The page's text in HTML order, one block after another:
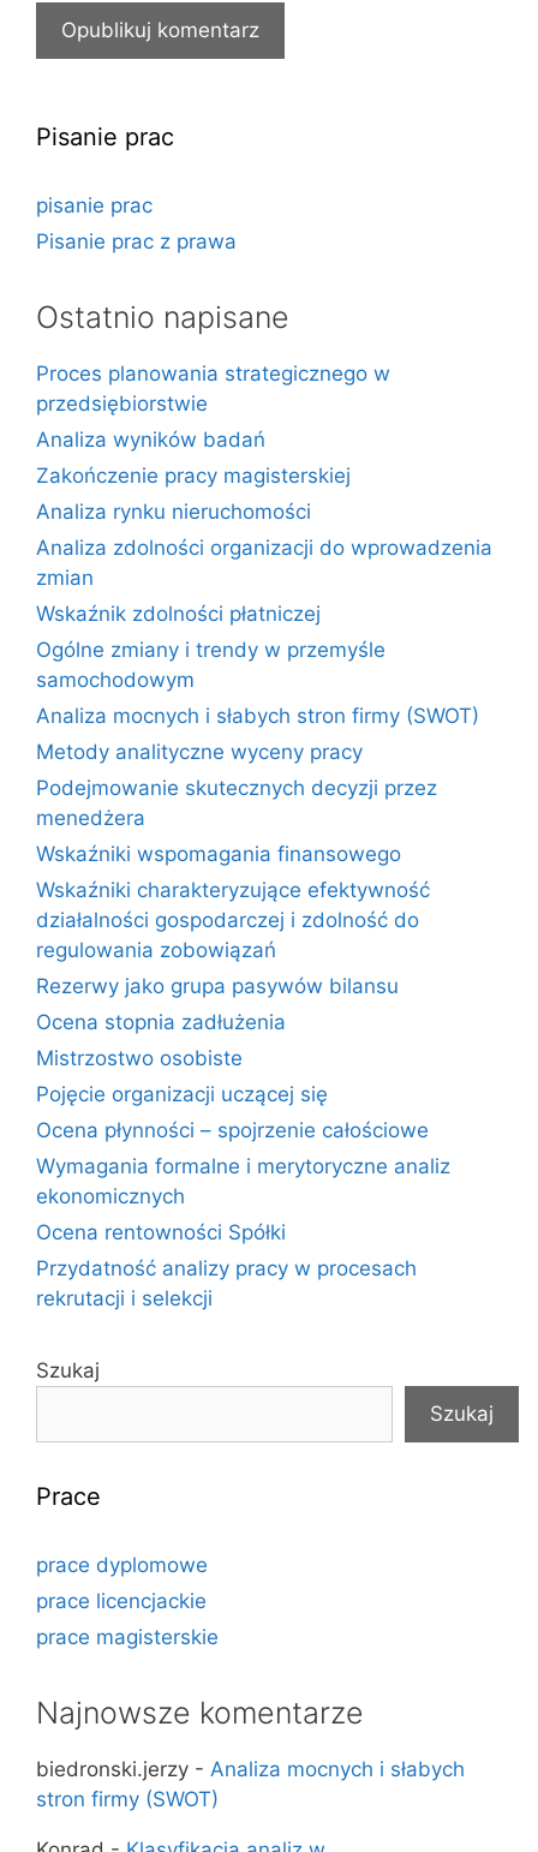
Pisanie prac
pisanie prac
Pisanie prac z prawa
Ostatnio napisane
Proces planowania strategicznego w
przedsiębiorstwie
Analiza wyników badań
Zakończenie pracy magisterskiej
Analiza rynku nieruchomości
Analiza zdolności organizacji do wprowadzenia
zmian
Wskaźnik zdolności płatniczej
Ogólne zmiany i trendy w przemyśle
samochodowym
Analiza mocnych i słabych stron firmy (SWOT)
Metody analityczne wyceny pracy
Podejmowanie skutecznych decyzji przez
menedżera
Wskaźniki wspomagania finansowego
Wskaźniki charakteryzujące efektywność
działalności gospodarczej i zdolność do
regulowania zobowiązań
Rezerwy jako grupa pasywów bilansu
Ocena stopnia zadłużenia
Mistrzostwo osobiste
Pojęcie organizacji uczącej się
Ocena płynności – spojrzenie całościowe
Wymagania formalne i merytoryczne analiz
ekonomicznych
Ocena rentowności Spółki
Przydatność analizy pracy w procesach
rekrutacji i selekcji
Szukaj
Szukaj
Prace
prace dyplomowe
prace licencjackie
prace magisterskie
Najnowsze komentarze
biedronski.jerzy - Analiza mocnych i słabych
stron firmy (SWOT)